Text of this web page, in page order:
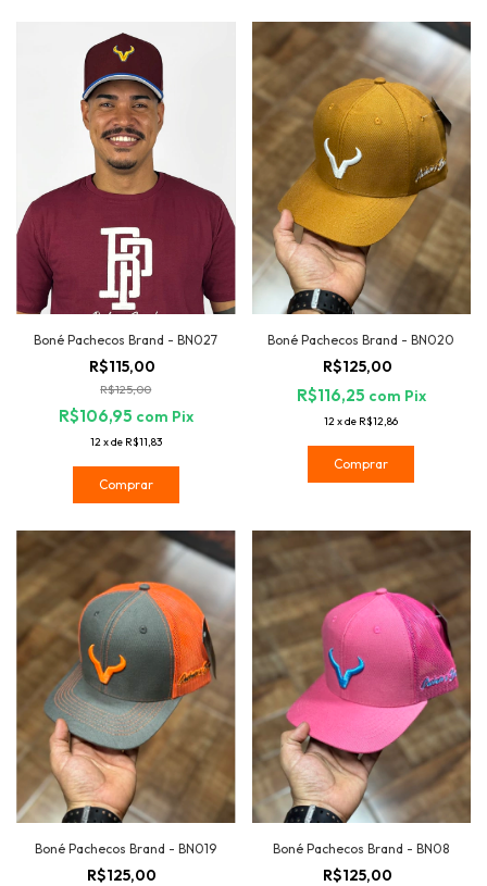
Boné Pachecos Brand - BN027
R$115,00
R$125,00
R$106,95 com Pix
12xde R$11,83
Comprar
Boné Pachecos Brand - BN020
R$125,00
R$116,25 com Pix
12xde R$12,86
Comprar
Boné Pachecos Brand - BN019
R$125,00
Boné Pachecos Brand - BN08
R$125,00